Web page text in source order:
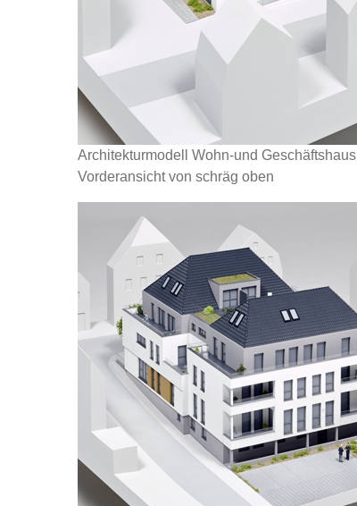
Architekturmodell Wohn-und Geschäftshaus
Vorderansicht von schräg oben